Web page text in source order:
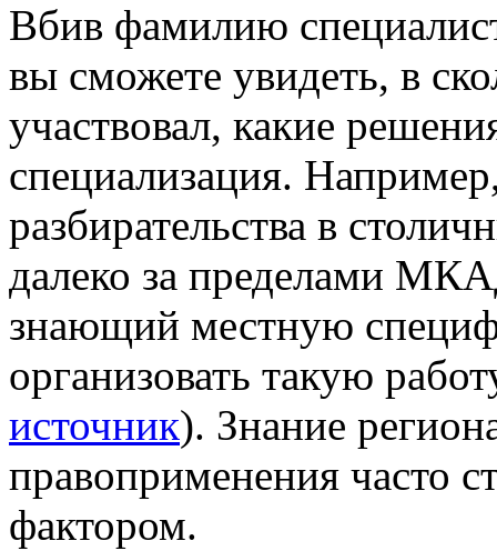
Вбив фамилию
вы сможете увидеть, в
участвовал, какие
специализация.
разбирательства в
далеко за пределами
знающий местную
организовать такую
источник). Знание
правоприменения часто
фактором.